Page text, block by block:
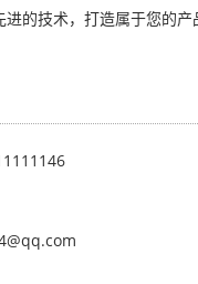
进的技术，打造属于您的产